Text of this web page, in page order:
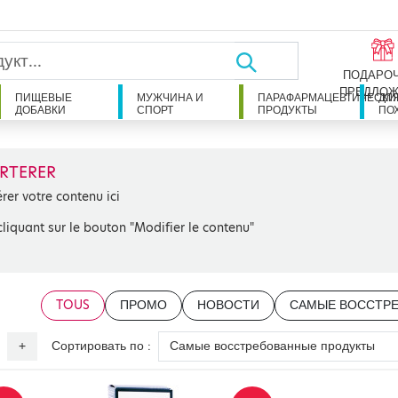
ПИЩЕВЫЕ
ДОБАВКИ
МУЖЧИНА И
СПОРТ
ПРОДУКТЫ
votre contenu ici
sur le bouton "Modifier le contenu"
TOUS ПРОМО НОВОСТИ САМЫЕ
+ Сортировать по :